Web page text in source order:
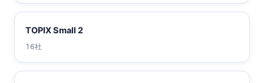
TOPIX Small 2
16社